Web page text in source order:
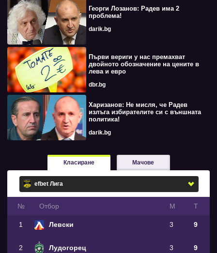
Георги Лозанов: Радев има 2
проблема!
darik.bg
Първи вериги у нас премахват
двойното обозначение на цените в
лева и евро
dbr.bg
Харизанов: Не мисля, че Радев
излъга избирателите си с външната
политика!
darik.bg
Класиране Мачове
№ Oтбор М Т
1 Левски 3 9
2 Лудогорец 3 9